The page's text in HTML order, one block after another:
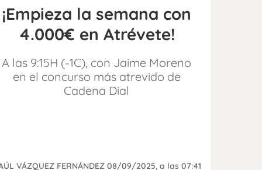
¡Empieza la semana con
4.000€ en Atrévete!
A las 9:15H (-1C), con Jaime Moreno
en el concurso más atrevido de
Cadena Dial
VÁZQUEZ FERNÁNDEZ 08/09/2025, a las 07:41